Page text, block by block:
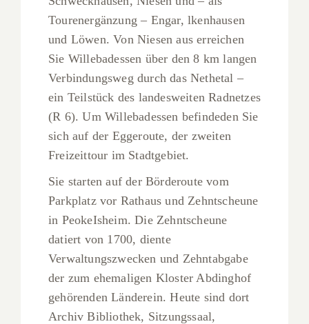
Tourenergänzung – Engar, lkenhausen
und Löwen. Von Niesen aus erreichen
Sie Willebadessen über den 8 km langen
Verbindungsweg durch das Nethetal –
ein Teilstück des landesweiten Radnetzes
(R 6). Um Willebadessen befindeden Sie
sich auf der Eggeroute, der zweiten
Freizeittour im Stadtgebiet.
Sie starten auf der Börderoute vom
Parkplatz vor Rathaus und Zehntscheune
in PeokeIsheim. Die Zehntscheune
datiert von 1700, diente
Verwaltungszwecken und Zehntabgabe
der zum ehemaligen Kloster Abdinghof
gehörenden Länderein. Heute sind dort
Archiv Bibliothek, Sitzungssaal,